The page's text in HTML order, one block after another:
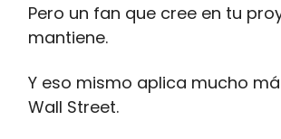
Pero un fan que cree en tu
mantiene.
Y eso mismo aplica mucho
Wall Street.